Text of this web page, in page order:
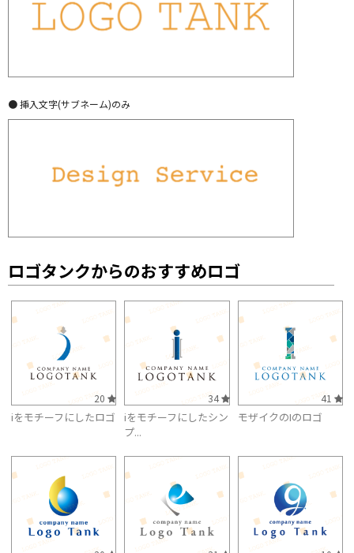
● 挿入文字(サブネーム)のみ
ロゴタンクからのおすすめロゴ
20
iをモチーフにしたロゴ
34
iをモチーフにしたシン
プ...
41
モザイクのIのロゴ